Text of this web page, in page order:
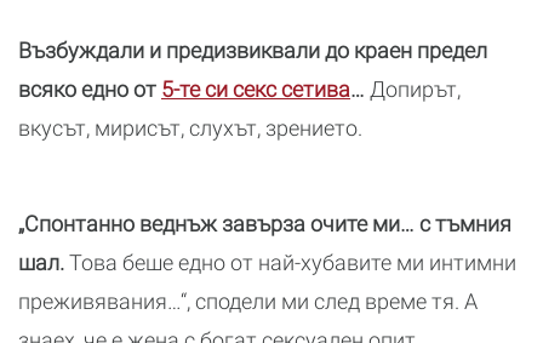
Възбуждали и предизвиквали до краен предел
всяко едно от 5-те си секс сетива… Допирът,
вкусът, мирисът, слухът, зрението.
„Спонтанно веднъж завърза очите ми… с тъмния
шал.Това беше едно от най-хубавите ми интимни
преживявания…“, сподели ми след време тя. А